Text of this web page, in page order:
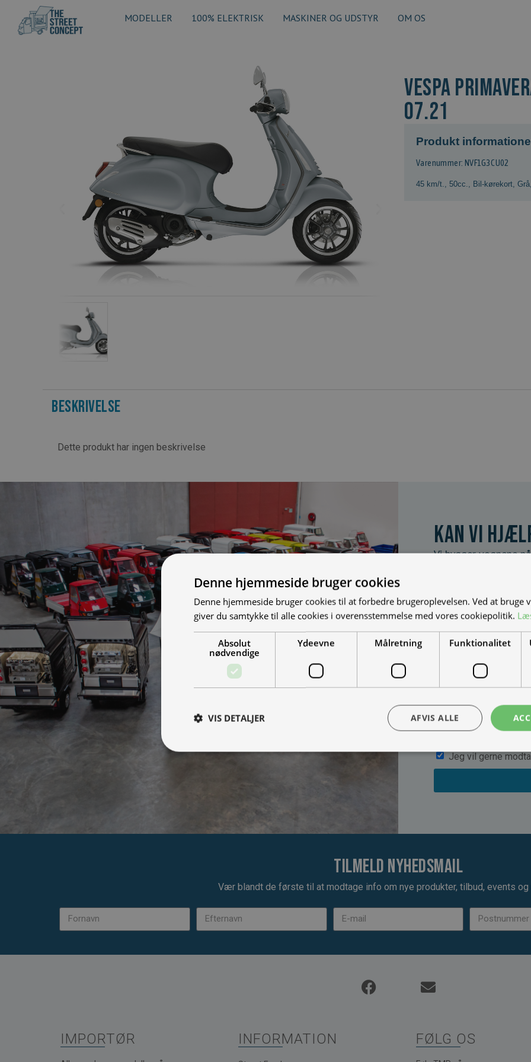
MODELLER 100% ELEKTRISK MASKINER OG UDSTYR OM OS
VESPA
07.21
Produkt
Varenummer: NVF1G3CU02
45 km/t. 50cc. Bil-kørekort Grå
Beskrivelse
Dette produkt har ingen beskrivelse
Kan vi
Vi bygger vognene
dine behov. Udfyld
Jeg vil gerne
Tilmeld nyhedsmail
Vær blandt de første til at modtage info om nye produkter, tilbud, events og
IMPORTØR INFORMATION FØLG OS
Denne hjemmeside bruger cookies
Denne hjemmeside bruger cookies til at forbedre brugeroplevelsen. Ved at bruge
giver du samtykke til alle cookies i overensstemmelse med vores cookiepolitik.
Absolut
nødvendige
Ydeevne Målretning Funktionalitet
AFVIS ALLE
VIS DETALJER